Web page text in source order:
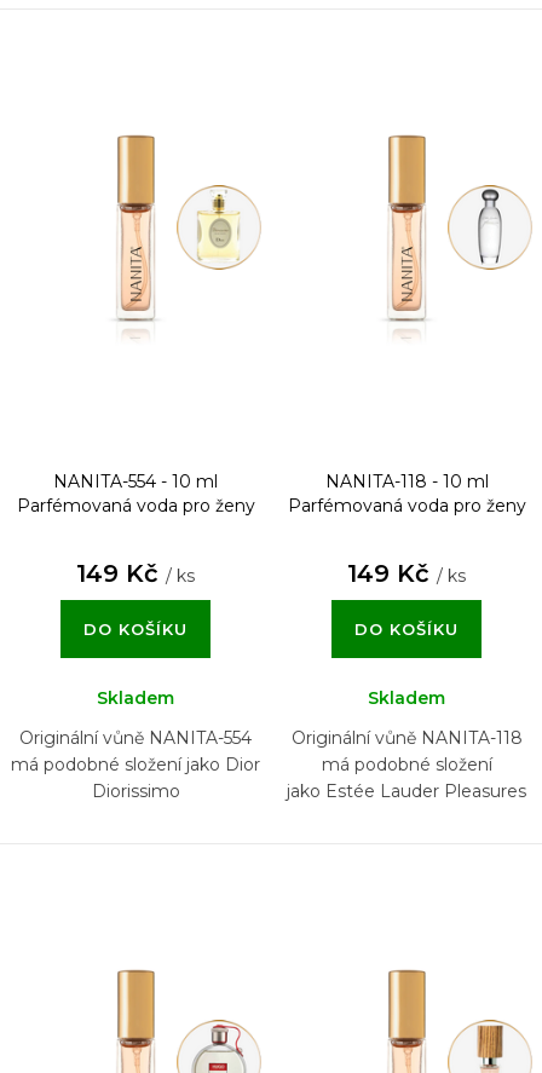
NANITA-554 - 10 ml
Parfémovaná voda pro ženy
149 Kč / ks
DO KOŠÍKU
Skladem
Originální vůně NANITA-554
má podobné složení jako Dior
Diorissimo
NANITA-118 - 10 ml
Parfémovaná voda pro ženy
149 Kč / ks
DO KOŠÍKU
Skladem
Originální vůně NANITA-118
má podobné složení
jako Estée Lauder Pleasures